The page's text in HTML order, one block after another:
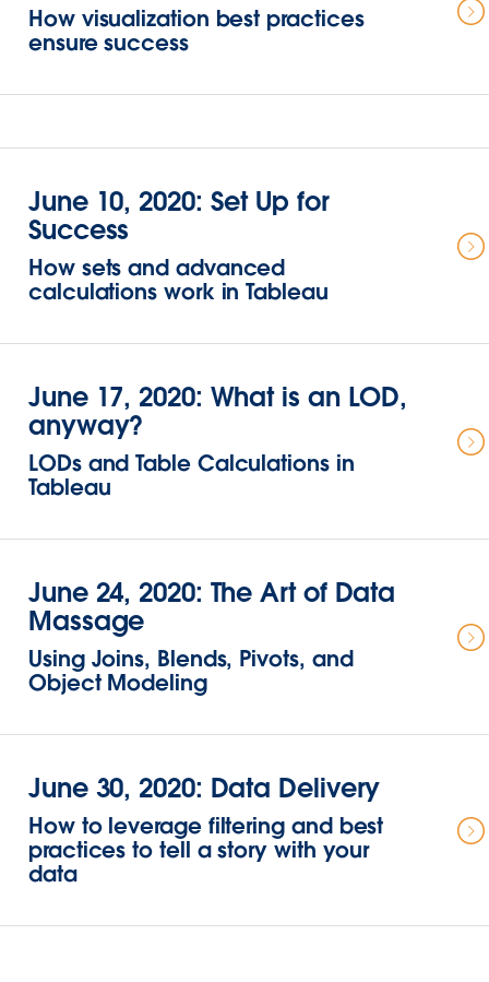
How visualization best practices
ensure success
June 10, 2020: Set Up for
Success
How sets and advanced
calculations work in Tableau
June 17, 2020: What is an LOD,
anyway?
LODs and Table Calculations in
Tableau
June 24, 2020: The Art of Data
Massage
Using Joins, Blends, Pivots, and
Object Modeling
June 30, 2020: Data Delivery
How to leverage filtering and best
practices to tell a story with your
data